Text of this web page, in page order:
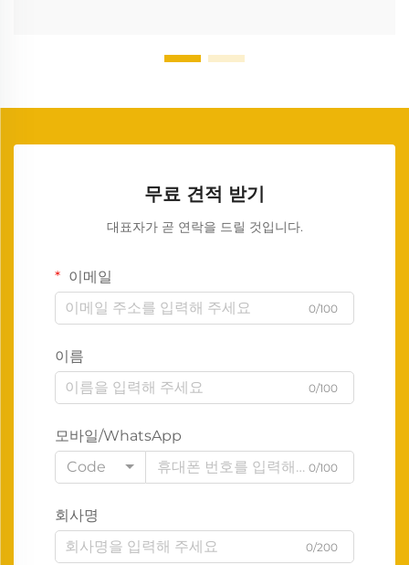
무료 견적 받기
대표자가 곧 연락을 드릴 것입니다.
이메일
0/100
이름
0/100
모바일/WhatsApp
Code
0/100
회사명
0/200